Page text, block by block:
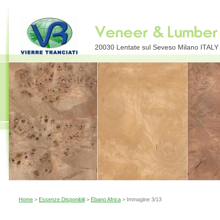
20030 Lentate sul Seveso Milano
Home > Essenze Disponibili > Ebano Africa > Immagine 3/13